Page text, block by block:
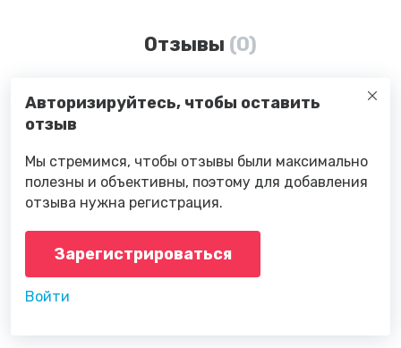
Отзывы (0)
Авторизируйтесь, чтобы оставить
отзыв
Мы стремимся, чтобы отзывы были максимально
полезны и объективны, поэтому для добавления
отзыва нужна регистрация.
Зарегистрироваться
Войти